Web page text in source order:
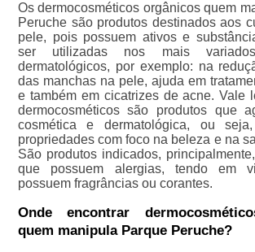
Os dermocosméticos orgânicos quem
Peruche são produtos destinados aos
pele, pois possuem ativos e
ser utilizadas nos mais variados
dermatológicos, por exemplo: na
das manchas na pele, ajuda em
e também em cicatrizes de acne. Vale
dermocosméticos são produtos que
cosmética e dermatológica, ou
propriedades com foco na beleza e na
São produtos indicados,
que possuem alergias, tendo em
possuem fragrâncias ou corantes.
Onde encontrar
quem manipula Parque Peruche?